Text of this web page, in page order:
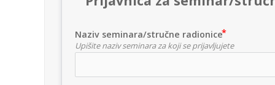
Naziv seminara/stručne radionice
Upišite naziv seminara za koji se prijavljujete